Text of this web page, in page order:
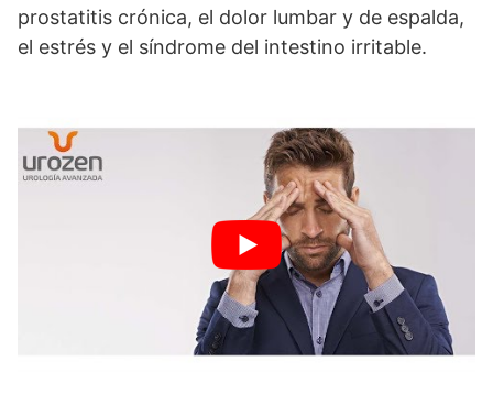
prostatitis crónica, el dolor lumbar y de espalda,
el estrés y el síndrome del intestino irritable.